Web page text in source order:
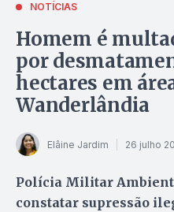
NOTÍCIAS
Homem é
por
hectares em
Wanderlândia
Elâine Jardim 26 julho
Polícia Militar
constatar supressão